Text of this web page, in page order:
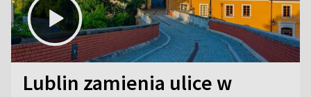
Lublin zamienia ulice w